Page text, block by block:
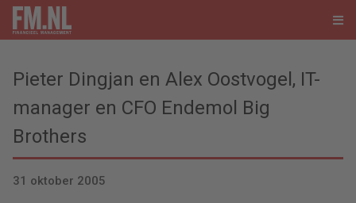
Pieter Dingjan en Alex Oostvogel, IT-
manager en CFO Endemol Big
Brothers
31 oktober 2005